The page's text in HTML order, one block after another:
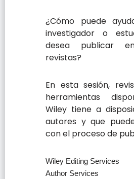
¿Cómo puede
investigador o
desea publicar
revistas?
En esta sesión,
herramientas
Wiley tiene a
autores y que
con el proceso de
Wiley Editing Services
Author Services